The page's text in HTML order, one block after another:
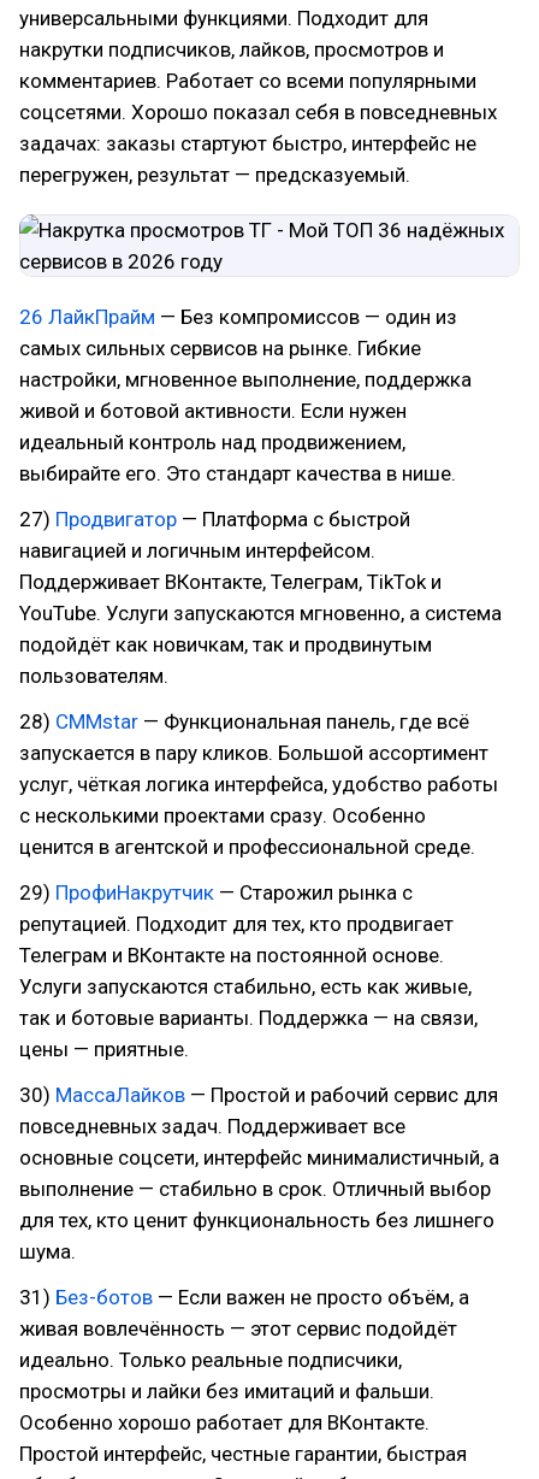
универсальными функциями. Подходит для
накрутки подписчиков, лайков, просмотров и
комментариев. Работает со всеми популярными
соцсетями. Хорошо показал себя в повседневных
задачах: заказы стартуют быстро, интерфейс не
перегружен, результат — предсказуемый.
26 ЛайкПрайм — Без компромиссов — один из
самых сильных сервисов на рынке. Гибкие
настройки, мгновенное выполнение, поддержка
живой и ботовой активности. Если нужен
идеальный контроль над продвижением,
выбирайте его. Это стандарт качества в нише.
27) Продвигатор — Платформа с быстрой
навигацией и логичным интерфейсом.
Поддерживает ВКонтакте, Телеграм, TikTok и
YouTube. Услуги запускаются мгновенно, а система
подойдёт как новичкам, так и продвинутым
пользователям.
28) СММstar — Функциональная панель, где всё
запускается в пару кликов. Большой ассортимент
услуг, чёткая логика интерфейса, удобство работы
с несколькими проектами сразу. Особенно
ценится в агентской и профессиональной среде.
29) ПрофиНакрутчик — Старожил рынка с
репутацией. Подходит для тех, кто продвигает
Телеграм и ВКонтакте на постоянной основе.
Услуги запускаются стабильно, есть как живые,
так и ботовые варианты. Поддержка — на связи,
цены — приятные.
30) МассаЛайков — Простой и рабочий сервис для
повседневных задач. Поддерживает все
основные соцсети, интерфейс минималистичный, а
выполнение — стабильно в срок. Отличный выбор
для тех, кто ценит функциональность без лишнего
шума.
31) Без-ботов — Если важен не просто объём, а
живая вовлечённость — этот сервис подойдёт
идеально. Только реальные подписчики,
просмотры и лайки без имитаций и фальши.
Особенно хорошо работает для ВКонтакте.
Простой интерфейс, честные гарантии, быстрая